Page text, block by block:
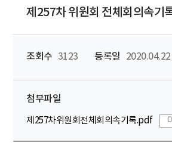
제257차 위원회 전체회의속기
조회수 3123 등록일 2020.04.22
첨부파일
제257차위원회전체회의속기록.pdf